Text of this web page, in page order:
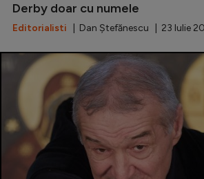
Derby doar cu numele
Editorialisti | Dan Ștefănescu | 23 Iulie